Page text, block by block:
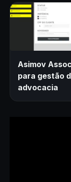
Asimov
para gestão
advocacia